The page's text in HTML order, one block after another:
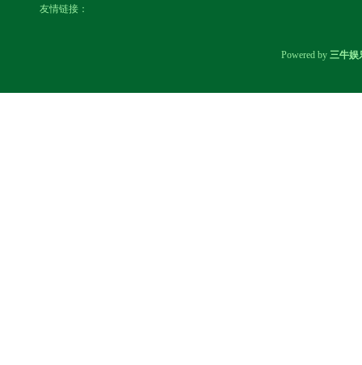
友情链接：
Powered by 三牛娱